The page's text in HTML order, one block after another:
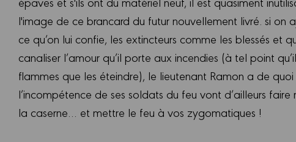
l'image de ce brancard du futur nouvellement livré. si on
ce qu’on lui confie, les extincteurs comme les blessés et
canaliser l’amour qu’il porte aux incendies (à tel point
flammes que les éteindre), le lieutenant Ramon a de
l’incompétence de ses soldats du feu vont d’ailleurs
la caserne… et mettre le feu à vos zygomatiques !